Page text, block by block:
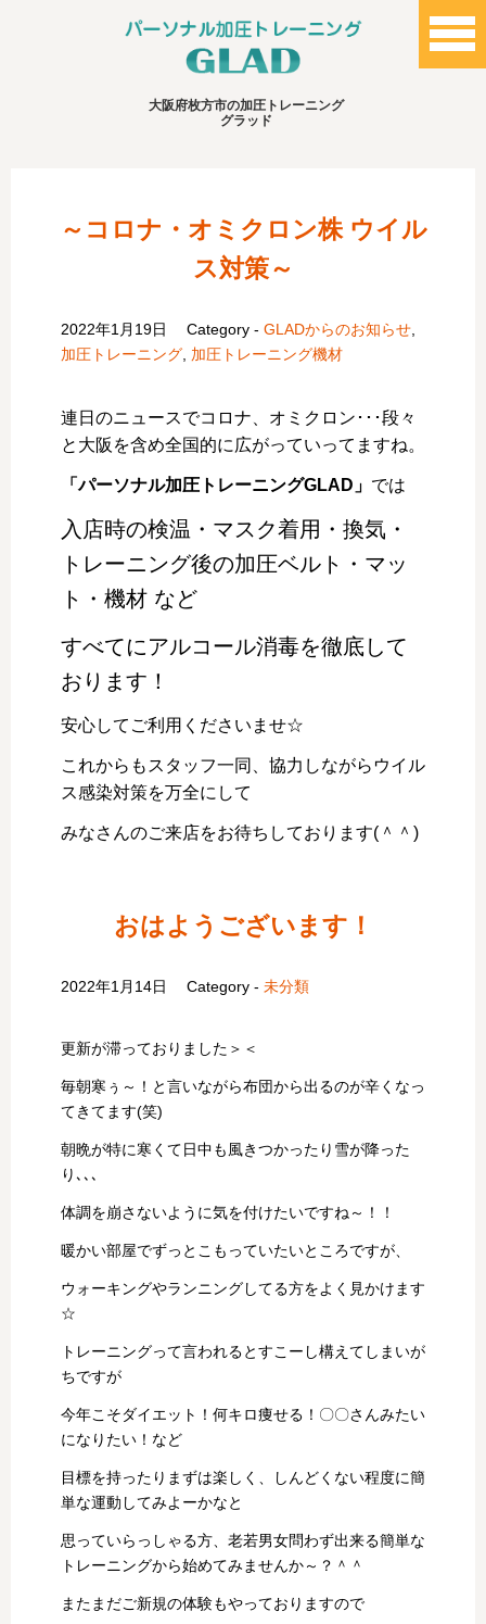
大阪府枚方市の加圧トレーニング
グラッド
～コロナ・オミクロン株 ウイル
ス対策～
2022年1月19日 Category -GLADからのお知らせ,
加圧トレーニング, 加圧トレーニング機材
連日のニュースでコロナ、オミクロン･･･段々
と大阪を含め全国的に広がっていってますね。
「パーソナル加圧トレーニングGLAD」 では
入店時の検温・マスク着用・換気・
トレーニング後の加圧ベルト・マッ
ト・機材 など
すべてにアルコール消毒を徹底して
おります！
安心してご利用くださいませ☆
これからもスタッフ一同、協力しながらウイル
ス感染対策を万全にして
みなさんのご来店をお待ちしております(＾＾)
おはようございます！
2022年1月14日 Category -未分類
更新が滞っておりました＞＜
毎朝寒ぅ～！と言いながら布団から出るのが辛くなっ
てきてます(笑)
朝晩が特に寒くて日中も風きつかったり雪が降った
り､､､
体調を崩さないように気を付けたいですね～！！
暖かい部屋でずっとこもっていたいところですが、
ウォーキングやランニングしてる方をよく見かけます
☆
トレーニングって言われるとすこーし構えてしまいが
ちですが
今年こそダイエット！何キロ痩せる！〇〇さんみたい
になりたい！など
目標を持ったりまずは楽しく、しんどくない程度に簡
単な運動してみよーかなと
思っていらっしゃる方、老若男女問わず出来る簡単な
トレーニングから始めてみませんか～？＾＾
またまだご新規の体験もやっておりますので